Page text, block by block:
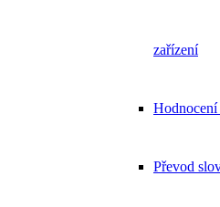
zařízení
Hodnocení
Převod